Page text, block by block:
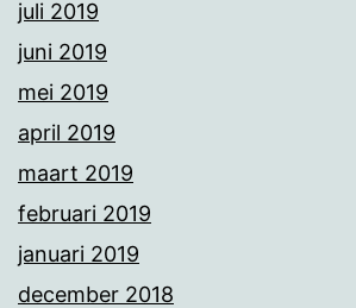
juli 2019
juni 2019
mei 2019
april 2019
maart 2019
februari 2019
januari 2019
december 2018